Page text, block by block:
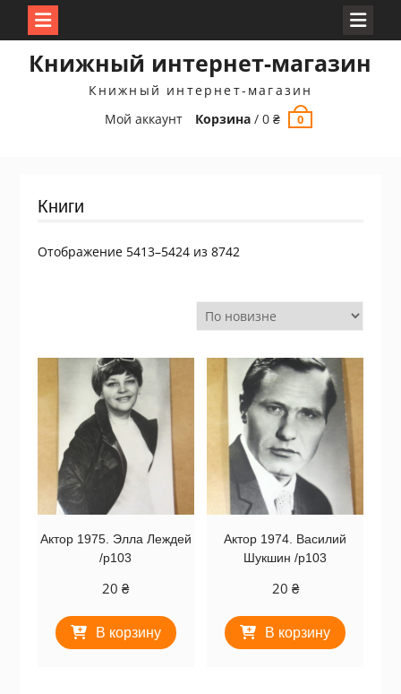
Книжный интернет-магазин
Книжный интернет-магазин
Мой аккаунт
Корзина /0₴ 0
Книги
Отображение 5413–5424 из 8742Сортировка:
Актор 1975. Элла Леждей
/p103
20₴
В корзину
Актор 1974. Василий
Шукшин /p103
20 ₴
В корзину